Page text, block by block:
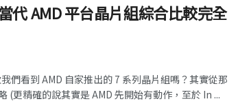
代 AMD 平台晶片組綜合比較完全
們看到 AMD 自家推出的 7 系列晶片組嗎？其實從那
(更精確的說其實是 AMD 先開始有動作，至於 In ...